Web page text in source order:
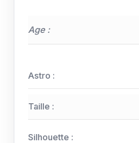
Age :
Astro :
Taille :
Silhouette :